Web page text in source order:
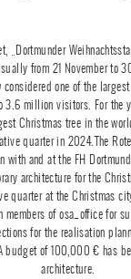
„Dortmunder
from 21 November to
one of the
3.6 million visitors. For the
Christmas tree in the
quarter in 2024.The
with and at the FH
architecture for the
quarter at the Christmas
members of osa_office for
for the realisation
of 100,000 € has
architecture.